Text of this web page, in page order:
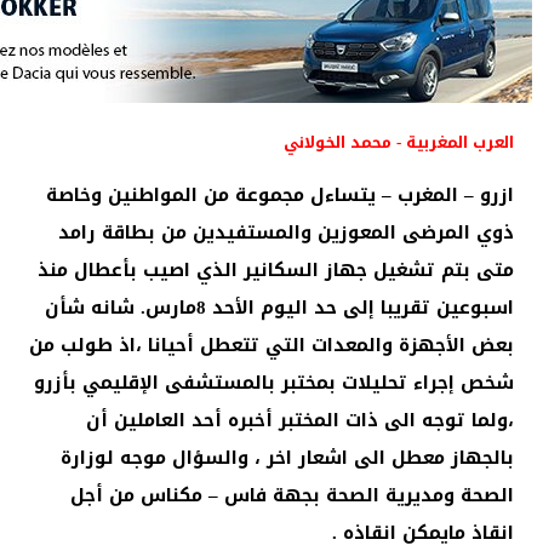
العرب المغربية - محمد الخولاني
ازرو – المغرب – يتساءل مجموعة من المواطنين وخاصة
ذوي المرضى المعوزين والمستفيدين من بطاقة رامد
متى بتم تشغيل جهاز السكانير الذي اصيب بأعطال منذ
اسبوعين تقريبا إلى حد اليوم الأحد 8مارس. شانه شأن
بعض الأجهزة والمعدات التي تتعطل أحيانا ،اذ طولب من
شخص إجراء تحليلات بمختبر بالمستشفى الإقليمي بأزرو
،ولما توجه الى ذات المختبر أخبره أحد العاملين أن
بالجهاز معطل الى اشعار اخر ، والسؤال موجه لوزارة
الصحة ومديرية الصحة بجهة فاس – مكناس من أجل
انقاذ مايمكن انقاذه .